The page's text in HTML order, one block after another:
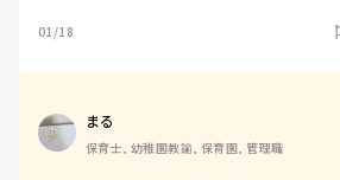
01/18
まる
保育士, 幼稚園教諭, 保育園, 管理職